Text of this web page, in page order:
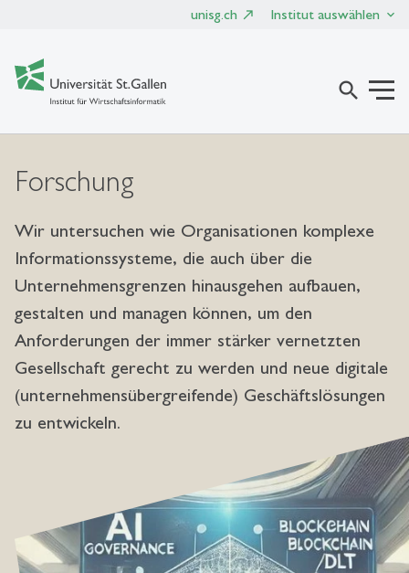
unisg.ch Institut auswählen
search
Forschung
Wir untersuchen wie Organisationen komplexe
Informationssysteme, die auch über die
Unternehmensgrenzen hinausgehen aufbauen,
gestalten und managen können, um den
Anforderungen der immer stärker vernetzten
Gesellschaft gerecht zu werden und neue digitale
(unternehmensübergreifende) Geschäftslösungen
zu entwickeln.